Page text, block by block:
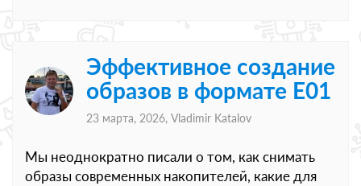
Эффективное создание
образов в формате E01
23 марта, 2026, Vladimir Katalov
Мы неоднократно писали о том, как снимать
образы современных накопителей, какие для